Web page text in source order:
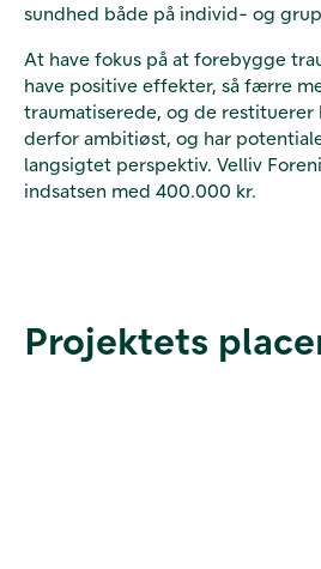
sundhed både på individ- og
At have fokus på at forebygge
have positive effekter, så færre
traumatiserede, og de
derfor ambitiøst, og har
langsigtet perspektiv. Velliv
indsatsen med 400.000 kr.
Projektets